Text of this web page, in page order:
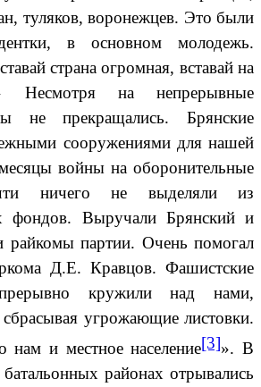
туляков, воронежцев. Это были
в основном молодежь.
страна огромная, вставай на
Несмотря на непрерывные
не прекращались. Брянские
сооружениями для нашей
войны на оборонительные
ничего не выделяли из
фондов. Выручали Брянский и
райкомы партии. Очень помогал
Д.Е. Кравцов. Фашистские
кружили над нами,
угрожающие листовки.
нам и местное население[3]». В
районах отрывались